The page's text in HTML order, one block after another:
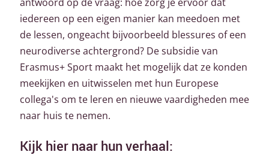
iedereen op een eigen manier kan meedoen met
de lessen, ongeacht bijvoorbeeld blessures of een
neurodiverse achtergrond? De subsidie van
Erasmus+ Sport maakt het mogelijk dat ze konden
meekijken en uitwisselen met hun Europese
collega's om te leren en nieuwe vaardigheden mee
naar huis te nemen.
Kijk hier naar hun verhaal: